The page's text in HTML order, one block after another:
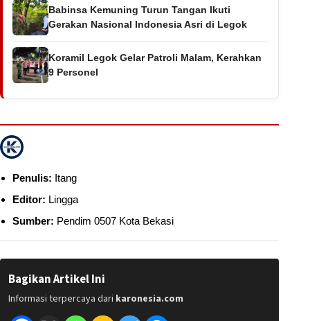
Babinsa Kemuning Turun Tangan Ikuti
Gerakan Nasional Indonesia Asri di Legok
Koramil Legok Gelar Patroli Malam, Kerahkan
9 Personel
Penulis: Itang
Editor: Lingga
Sumber: Pendim 0507 Kota Bekasi
Bagikan Artikel Ini
Informasi terpercaya dari karonesia.com